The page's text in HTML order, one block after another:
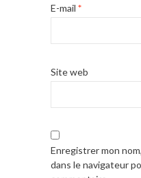
E-mail *
Site web
Enregistrer mon
dans le navigateur